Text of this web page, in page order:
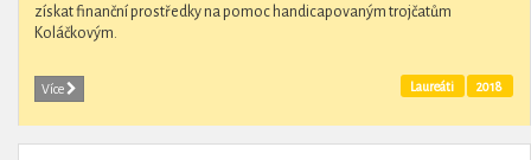
získat finanční prostředky na pomoc handicapovaným trojčatům
Koláčkovým.
Více 2018
Laureáti